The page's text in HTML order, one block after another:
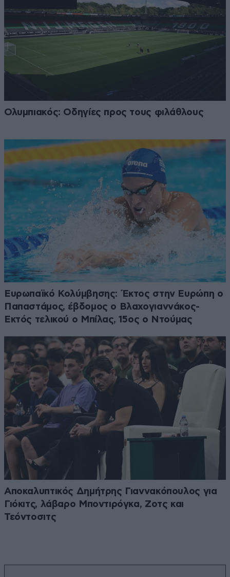
Ολυμπιακός: Οδηγίες προς τους φιλάθλους
Ευρωπαϊκό Κολύμβησης: Έκτος στην Ευρώπη ο
Παπαστάμος, έβδομος ο Βλαχογιαννάκος-
Εκτός τελικού ο Μπίλας, 15ος ο Ντούμας
Αποκαλυπτικός Δημήτρης Γιαννακόπουλος για
Γιόκιτς, λάβαρο Μποντιρόγκα, Ζοτς και
Τεόντοσιτς